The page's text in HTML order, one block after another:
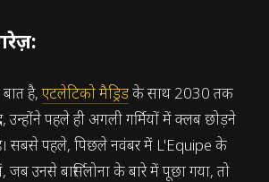
है,एटलेटिको मैड्रिडके साथ 2030 तक
पहले ही अगली गर्मियों में क्लब छोड़ने
है। सबसे पहले, पिछले नवंबर में L'Equipe के
जब उनसे बार्सिलोना के बारे में पूछा गया, तो